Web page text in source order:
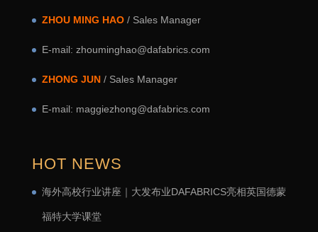
ZHOU MING HAO / Sales Manager
E-mail: zhouminghao@dafabrics.com
ZHONG JUN / Sales Manager
E-mail: maggiezhong@dafabrics.com
HOT NEWS
海外高校行业讲座｜大发布业DAFABRICS亮相英国德蒙
福特大学课堂